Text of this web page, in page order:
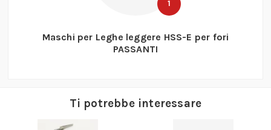
1
Maschi per Leghe leggere HSS-E per fori
PASSANTI
Ti potrebbe interessare